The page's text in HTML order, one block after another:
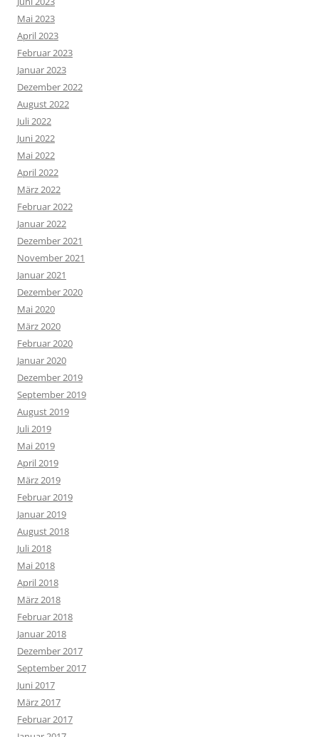
Mai 2023
April 2023
Februar 2023
Januar 2023
Dezember 2022
August 2022
Juli 2022
Juni 2022
Mai 2022
April 2022
März 2022
Februar 2022
Januar 2022
Dezember 2021
November 2021
Januar 2021
Dezember 2020
Mai 2020
März 2020
Februar 2020
Januar 2020
Dezember 2019
September 2019
August 2019
Juli 2019
Mai 2019
April 2019
März 2019
Februar 2019
Januar 2019
August 2018
Juli 2018
Mai 2018
April 2018
März 2018
Februar 2018
Januar 2018
Dezember 2017
September 2017
Juni 2017
März 2017
Februar 2017